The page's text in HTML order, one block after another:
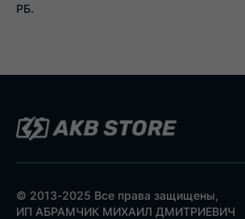
РБ.
© 2013-2025 Все права защищены,
ИП АБРАМЧИК МИХАИЛ ДМИТРИЕВИЧ